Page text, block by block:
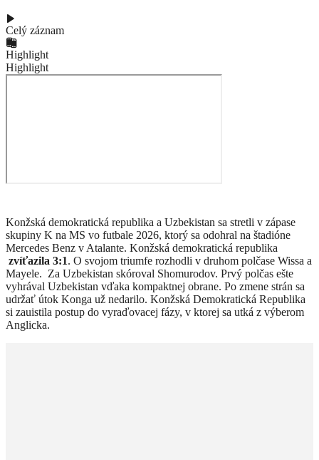
Celý záznam
Highlight
Highlight
Konžská demokratická republika a Uzbekistan sa stretli v zápase
skupiny K na MS vo futbale 2026, ktorý sa odohral na štadióne
Mercedes Benz v Atalante. Konžská demokratická republika
zvíťazila 3:1. O svojom triumfe rozhodli v druhom polčase Wissa a
Mayele. Za Uzbekistan skóroval Shomurodov. Prvý polčas ešte
vyhrával Uzbekistan vďaka kompaktnej obrane. Po zmene strán sa
udržať útok Konga už nedarilo. Konžská Demokratická Republika
si zauistila postup do vyraďovacej fázy, v ktorej sa utká z výberom
Anglicka.